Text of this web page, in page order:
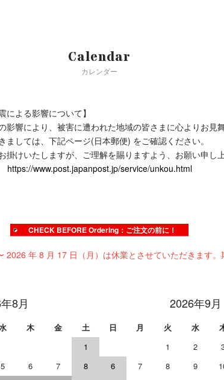
Calendar
カレンダー
による影響について】
影響により、被害に遭われた地域の皆さまに心よりお見
ましては、下記ページ(日本郵便) をご確認ください。
掛けいたしますが、ご理解を賜りますよう、お願い申し上
https://www.post.japanpost.jp/service/unkou.html
CHECK BEFORE Ordering：ご注文の前に！
2026 年 8 月 17 日（月）は休業とさせていただきます
8月
木 金
土
1
5 6 7
8
2026年9月
日 月 火 水
1
2
6
7 8 9